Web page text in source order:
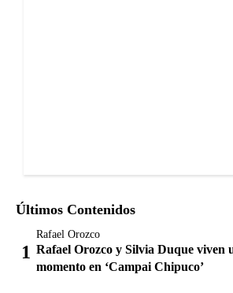
Últimos Contenidos
Rafael Orozco
Rafael Orozco y Silvia Duque viven
momento en ‘Campai Chipuco’